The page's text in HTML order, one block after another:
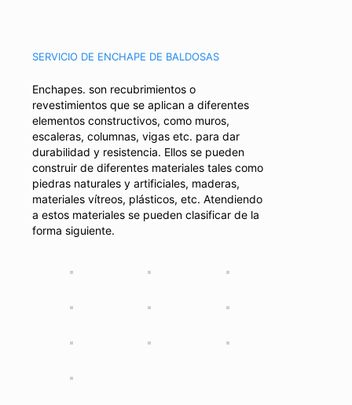
SERVICIO DE ENCHAPE DE BALDOSAS
Enchapes. son recubrimientos o
revestimientos que se aplican a diferentes
elementos constructivos, como muros,
escaleras, columnas, vigas etc. para dar
durabilidad y resistencia. Ellos se pueden
construir de diferentes materiales tales como
piedras naturales y artificiales, maderas,
materiales vítreos, plásticos, etc. Atendiendo
a estos materiales se pueden clasificar de la
forma siguiente.